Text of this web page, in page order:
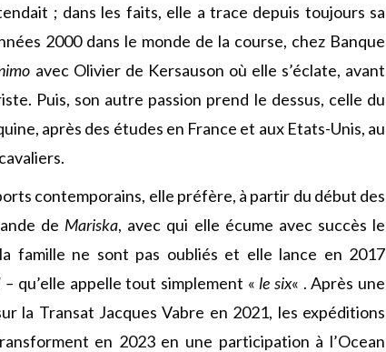
; dans les faits, elle a trace depuis toujours sa
2000 dans le monde de la course, chez Banque
avec Olivier de Kersauson où elle s’éclate, avant
Puis, son autre passion prend le dessus, celle du
après des études en France et aux Etats-Unis, au
contemporains, elle préfère, à partir du début des
de Mariska, avec qui elle écume avec succès le
famille ne sont pas oubliés et elle lance en 2017
– qu’elle appelle tout simplement « le six« . Après une
la Transat Jacques Vabre en 2021, les expéditions
en 2023 en une participation à l’Ocean